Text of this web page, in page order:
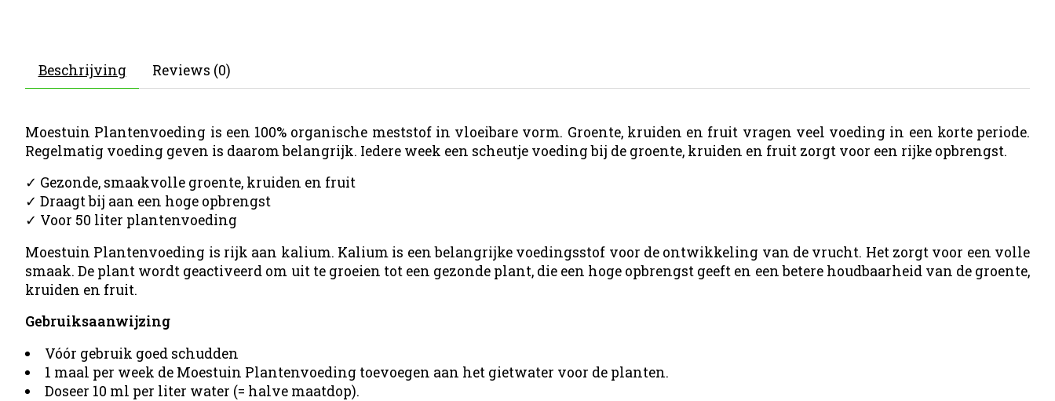
Beschrijving Reviews (0)
Moestuin Plantenvoeding is een 100% organische meststof in vloeibare vorm. Groente, kruiden en fruit vragen veel voeding in een korte periode.
Regelmatig voeding geven is daarom belangrijk. Iedere week een scheutje voeding bij de groente, kruiden en fruit zorgt voor een rijke opbrengst.
✓ Gezonde, smaakvolle groente, kruiden en fruit
✓ Draagt bij aan een hoge opbrengst
✓ Voor 50 liter plantenvoeding
Moestuin Plantenvoeding is rijk aan kalium. Kalium is een belangrijke voedingsstof voor de ontwikkeling van de vrucht. Het zorgt voor een volle
smaak. De plant wordt geactiveerd om uit te groeien tot een gezonde plant, die een hoge opbrengst geeft en een betere houdbaarheid van de groente,
kruiden en fruit.
Gebruiksaanwijzing
Vóór gebruik goed schudden
1 maal per week de Moestuin Plantenvoeding toevoegen aan het gietwater voor de planten.
Doseer 10 ml per liter water (= halve maatdop).